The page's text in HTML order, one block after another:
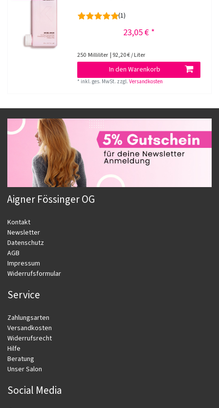
(1)
23,05 € *
250 Milliliter | 92,20 € / Liter
In den Warenkorb
* inkl. ges. MwSt. zzgl.Versandkosten
Aigner Fössinger OG
Kontakt
Newsletter
Datenschutz
AGB
Impressum
Widerrufsformular
Service
Zahlungsarten
Versandkosten
Widerrufsrecht
Hilfe
Beratung
Unser Salon
Social Media